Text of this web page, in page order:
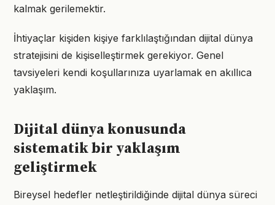
kalmak gerilemektir.
İhtiyaçlar kişiden kişiye farklılaştığından dijital dünya
stratejisini de kişiselleştirmek gerekiyor. Genel
tavsiyeleri kendi koşullarınıza uyarlamak en akıllıca
yaklaşım.
Dijital dünya konusunda
sistematik bir yaklaşım
geliştirmek
Bireysel hedefler netleştirildiğinde dijital dünya süreci